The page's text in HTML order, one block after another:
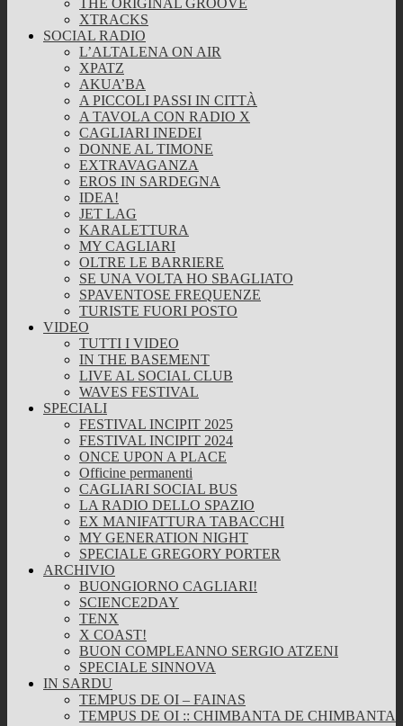
THE ORIGINAL GROOVE
XTRACKS
SOCIAL RADIO
L’ALTALENA ON AIR
XPATZ
AKUA’BA
A PICCOLI PASSI IN CITTÀ
A TAVOLA CON RADIO X
CAGLIARI INEDEI
DONNE AL TIMONE
EXTRAVAGANZA
EROS IN SARDEGNA
IDEA!
JET LAG
KARALETTURA
MY CAGLIARI
OLTRE LE BARRIERE
SE UNA VOLTA HO SBAGLIATO
SPAVENTOSE FREQUENZE
TURISTE FUORI POSTO
VIDEO
TUTTI I VIDEO
IN THE BASEMENT
LIVE AL SOCIAL CLUB
WAVES FESTIVAL
SPECIALI
FESTIVAL INCIPIT 2025
FESTIVAL INCIPIT 2024
ONCE UPON A PLACE
Officine permanenti
CAGLIARI SOCIAL BUS
LA RADIO DELLO SPAZIO
EX MANIFATTURA TABACCHI
MY GENERATION NIGHT
SPECIALE GREGORY PORTER
ARCHIVIO
BUONGIORNO CAGLIARI!
SCIENCE2DAY
TENX
X COAST!
BUON COMPLEANNO SERGIO ATZENI
SPECIALE SINNOVA
IN SARDU
TEMPUS DE OI – FAINAS
TEMPUS DE OI :: CHIMBANTA DE CHIMBANTA